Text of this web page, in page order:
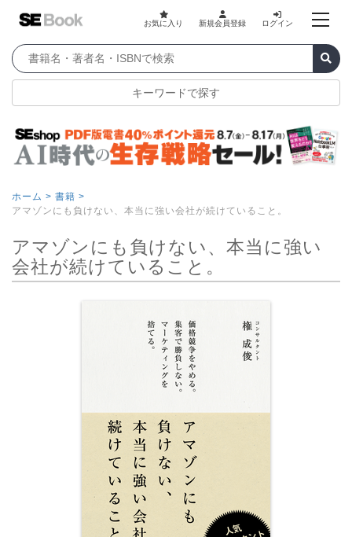
お気に入り 新規会員登録 ログイン
キーワードで探す
ホーム > 書籍 >
アマゾンにも負けない、本当に強い会社が続けていること。
アマゾンにも負けない、本当に強い
会社が続けていること。